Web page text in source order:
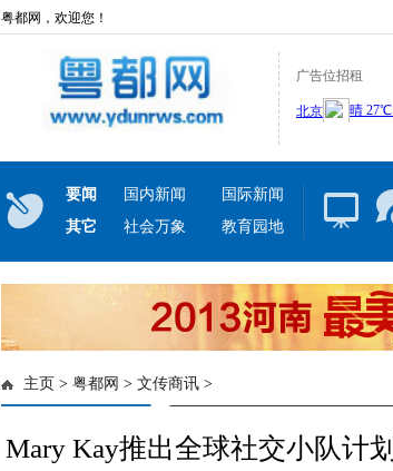
粤都网，欢迎您！
广告位招租
要闻 国内新闻
国际新闻
其它
社会万象 教育园地
主页 > 粤都网 > 文传商讯 >
Mary Kay推出全球社交小队计